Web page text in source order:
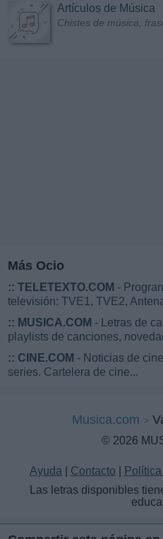
Artículos de Música
Chistes de música,
Más Ocio
:: TELETEXTO.COM -
televisión: TVE1, TVE2,
:: MUSICA.COM - Letras de
playlists de canciones,
:: CINE.COM - Noticias de
series. Cartelera de cine...
Musica.com
© 2026
Ayuda Contacto
Las letras disponibles